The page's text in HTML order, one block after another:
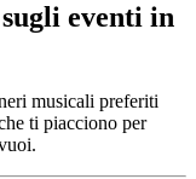
eventi in
musicali preferiti
ti piacciono per